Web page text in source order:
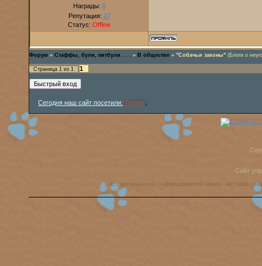
Награды: 0
Репутация: 27
Статус: Offline
Форум » Стаффы, були, питбули . . . » В обществе » "Собачьи законы" (Блоги о
Страница 1 из 1 1
Сегодня наш сайт посетили: Tigrino
Сайт
аст, американский стаффордширский терьер, амстафф,